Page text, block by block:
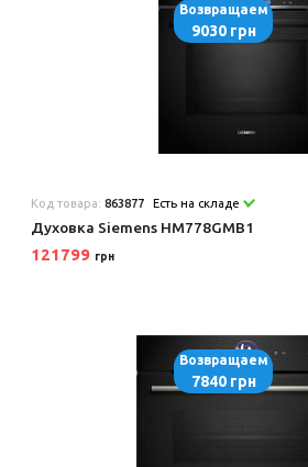
Возвращаем
9030 грн
Код товара:863877 Есть на складе
Духовка Siemens HM778GMB1
121799 грн
Возвращаем
7840 грн